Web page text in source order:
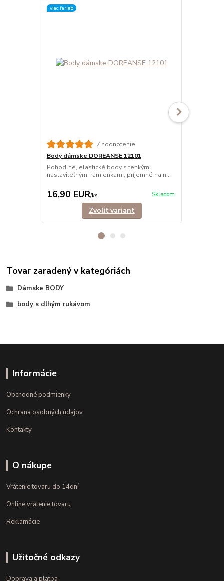
viac farieb
7 hodnotenie
Body dámske DOREANSE 12101
Pohodlné, elastické body s tenkými
nastaviteľnými ramienkami, príjemné na n...
16,90 EUR/ks Skladom
Zvoliť variant
Tovar zaradený v kategóriách
Dámske BODY
body s dlhým rukávom
Informácie
Obchodné podmienky
Ochrana osobných údajov
Kontakty
O nákupe
Vrátenie tovaru do 14dní
Online vrátenie tovaru
Reklamácie
Užitočné odkazy
Doprava a platba